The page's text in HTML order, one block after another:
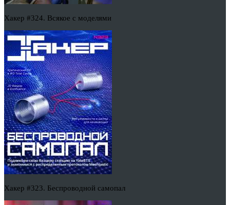
Хакер #324. Всякое с моделями
Хакер #323. Беспроводной самопал